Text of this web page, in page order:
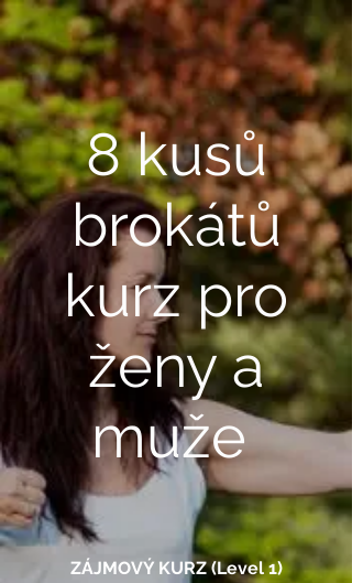
8 kusů
brokátů
kurz pro
ženy a
muže
ZÁJMOVÝ KURZ (Level 1)